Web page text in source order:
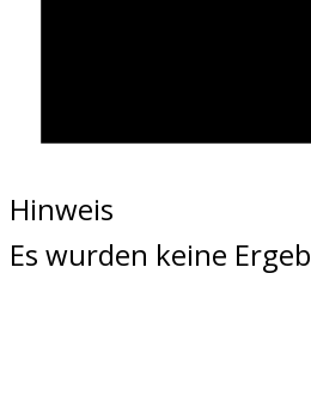
Hinweis
Es wurden keine